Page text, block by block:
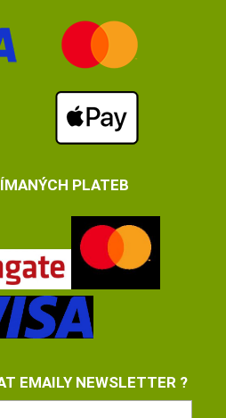
PLATEB
EMAILY NEWSLETTER ?